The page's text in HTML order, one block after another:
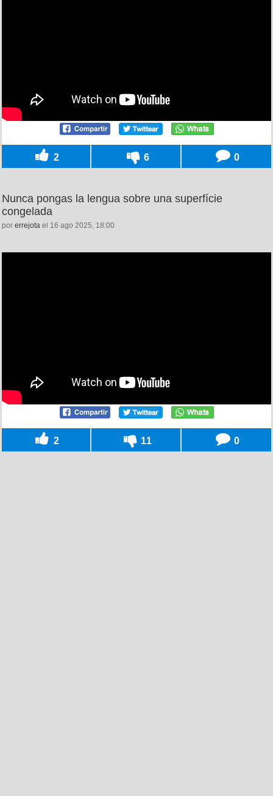
2 6 0
Nunca pongas la lengua sobre una superfície
congelada
por errejota el 16 ago 2025, 18:00
2 11 0